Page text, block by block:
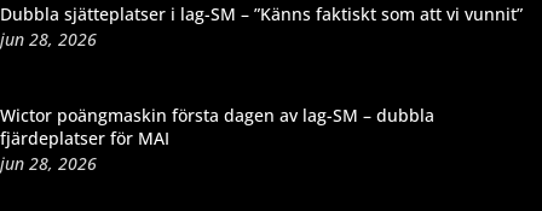
Dubbla sjätteplatser i lag-SM – ”Känns faktiskt som att vi vunnit”
jun 28, 2026
Wictor poängmaskin första dagen av lag-SM – dubbla
fjärdeplatser för MAI
jun 28, 2026